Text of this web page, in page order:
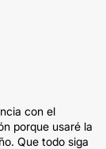
con el
porque usaré la
Que todo siga